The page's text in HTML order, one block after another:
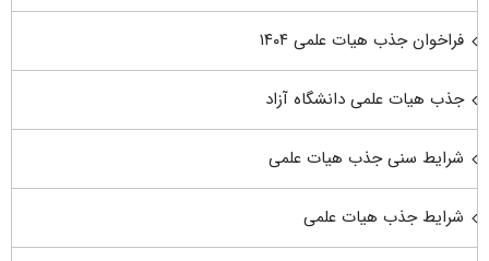
فراخوان جذب هیات علمی ۱۴۰۴
جذب هیات علمی دانشگاه آزاد
شرایط سنی جذب هیات علمی
شرایط جذب هیات علمی